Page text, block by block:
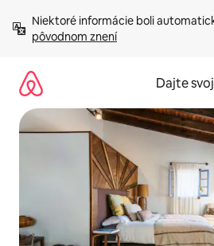
obsah.
Niektoré informácie boli
pôvodnom znení
Dajte